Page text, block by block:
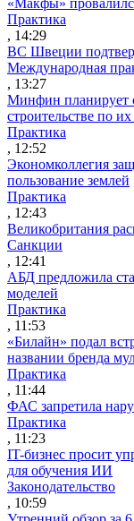
Практика
, 14:29
ВС Швеции
Международная
, 13:27
Минфин планирует
строительстве по
Практика
, 12:52
Экономколлегия
пользование землей
Практика
, 12:43
Великобритания
Санкции
, 12:41
АБД предложила
моделей
Практика
, 11:53
«Билайн» подал
названии бренда
Практика
, 11:44
ФАС запретила
Практика
, 11:23
IT-бизнес просит
для обучения ИИ
Законодательство
, 10:59